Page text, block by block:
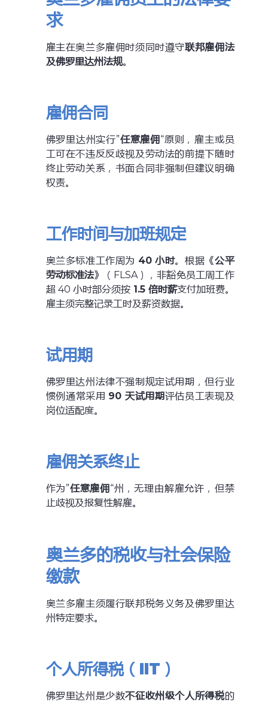
求
雇主在奥兰多雇佣时须同时遵守联邦雇佣法
及佛罗里达州法规。
雇佣合同
佛罗里达州实行”任意雇佣“原则，雇主或员
工可在不违反反歧视及劳动法的前提下随时
终止劳动关系，书面合同非强制但建议明确
权责。
工作时间与加班规定
奥兰多标准工作周为 40 小时。根据《公平
劳动标准法》（FLSA），非豁免员工周工作
超 40 小时部分须按1.5 倍时薪支付加班费。
雇主须完整记录工时及薪资数据。
试用期
佛罗里达州法律不强制规定试用期，但行业
惯例通常采用 90 天试用期评估员工表现及
岗位适配度。
雇佣关系终止
作为”任意雇佣“州，无理由解雇允许，但禁
止歧视及报复性解雇。
奥兰多的税收与社会保险
缴款
奥兰多雇主须履行联邦税务义务及佛罗里达
州特定要求。
个人所得税（IIT）
佛罗里达州是少数不征收州级个人所得税的